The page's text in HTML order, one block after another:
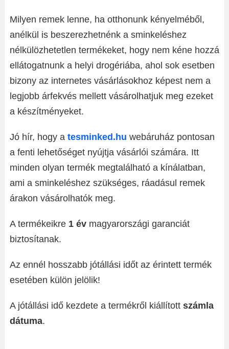
Milyen remek lenne, ha otthonunk kényelméből,
anélkül is beszerezhetnénk a sminkeléshez
nélkülözhetetlen termékeket, hogy nem kéne hozzá
ellátogatnunk a helyi drogériába, ahol sok esetben
bizony az internetes vásárlásokhoz képest nem a
legjobb árfekvés mellett vásárolhatjuk meg ezeket
a készítményeket.
Jó hír, hogy a tesminked.hu webáruház pontosan
a fenti lehetőséget nyújtja vásárlói számára. Itt
minden olyan termék megtalálható a kínálatban,
ami a sminkeléshez szükséges, ráadásul remek
árakon vásárolhatók meg.
A termékeikre 1 év magyarországi garanciát
biztosítanak.
Az ennél hosszabb jótállási időt az érintett termék
esetében külön jelölik!
A jótállási idő kezdete a termékről kiállított számla
dátuma.